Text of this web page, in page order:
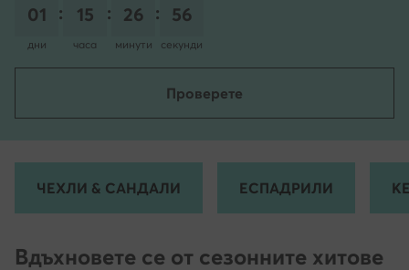
01
дни
: 15
часа
: 26
минути
: 54
секунди
Проверете
ЧЕХЛИ & САНДАЛИ ЕСПАДРИЛИ
Вдъхновете се от сезонните хитове